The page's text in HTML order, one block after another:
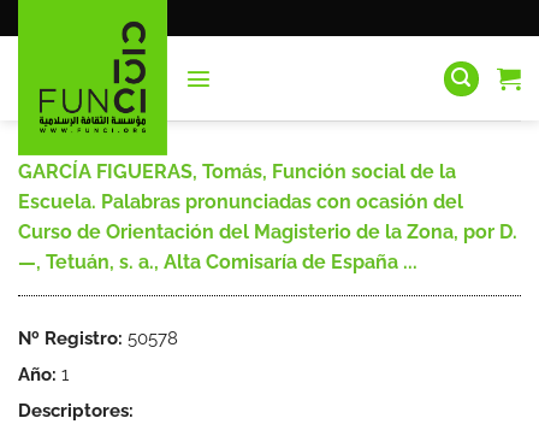
al
GARCÍA FIGUERAS, Tomás, Función social de la
Escuela. Palabras pronunciadas con ocasión del
Curso de Orientación del Magisterio de la Zona, por D.
—, Tetuán, s. a., Alta Comisaría de España ...
Nº Registro: 50578
Año: 1
Descriptores: